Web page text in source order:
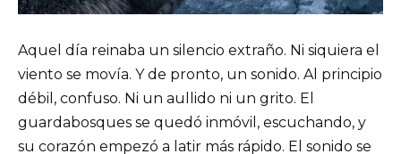
Aquel día reinaba un silencio extraño. Ni siquiera el
viento se movía. Y de pronto, un sonido. Al principio
débil, confuso. Ni un aullido ni un grito. El
guardabosques se quedó inmóvil, escuchando, y
su corazón empezó a latir más rápido. El sonido se